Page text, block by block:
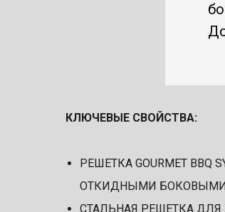
КЛЮЧЕВЫЕ СВОЙСТВА:
РЕШЕТКА GOURMET
ОТКИДНЫМИ БОКОВЫМИ
СТАЛЬНАЯ РЕШЕТКА